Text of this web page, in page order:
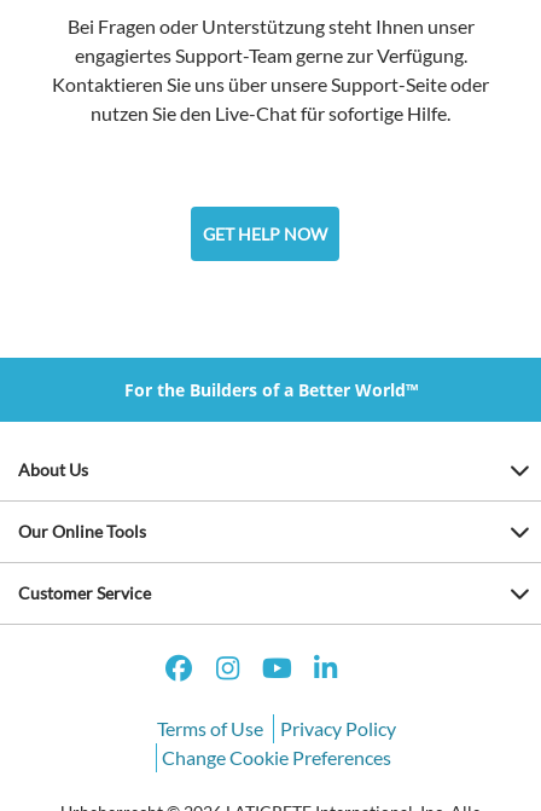
Bei Fragen oder Unterstützung steht Ihnen unser
engagiertes Support-Team gerne zur Verfügung.
Kontaktieren Sie uns über unsere Support-Seite oder
nutzen Sie den Live-Chat für sofortige Hilfe.
GET HELP NOW
For the Builders of a Better World™
About Us
Our Online Tools
Customer Service
Terms of Use
Privacy Policy
Change Cookie Preferences